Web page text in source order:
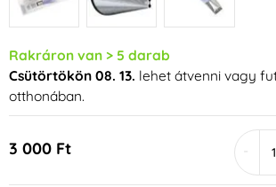
Rakráron van > 5 darab
Csütörtökön 08. 13. lehet átvenni vagy
otthonában.
3 000 Ft